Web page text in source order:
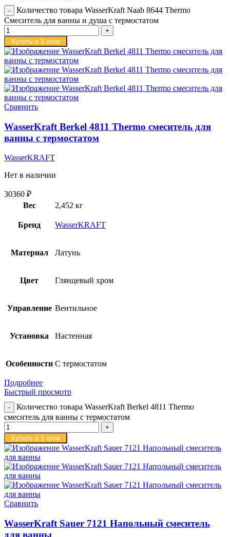
Количество товара WasserKraft Naab 8644 Thermo
Смеситель для ванны и душа с термостатом
Купить в 1 клик
Сравнить
WasserKraft Berkel 4811 Thermo смеситель для
ванны с термостатом
WasserKRAFT
Нет в наличии
30360 ₽
Вес
2,452 кг
Бренд WasserKRAFT
Материал Латунь
Цвет Глянцевый хром
Управление Вентильное
Установка Настенная
Особенности С термостатом
Подробнее
Быстрый просмотр
Количество товара WasserKraft Berkel 4811 Thermo
смеситель для ванны с термостатом
Купить в 1 клик
Сравнить
WasserKraft Sauer 7121 Напольный смеситель
для ванны